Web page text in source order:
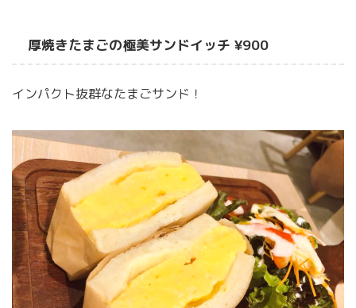
厚焼きたまごの極美サンドイッチ ¥900
インパクト抜群なたまごサンド！